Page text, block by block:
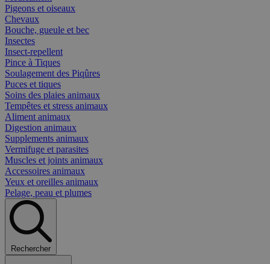
Pigeons et oiseaux
Chevaux
Bouche, gueule et bec
Insectes
Insect-repellent
Pince à Tiques
Soulagement des Piqûres
Puces et tiques
Soins des plaies animaux
Tempêtes et stress animaux
Aliment animaux
Digestion animaux
Supplements animaux
Vermifuge et parasites
Muscles et joints animaux
Accessoires animaux
Yeux et oreilles animaux
Pelage, peau et plumes
Rechercher